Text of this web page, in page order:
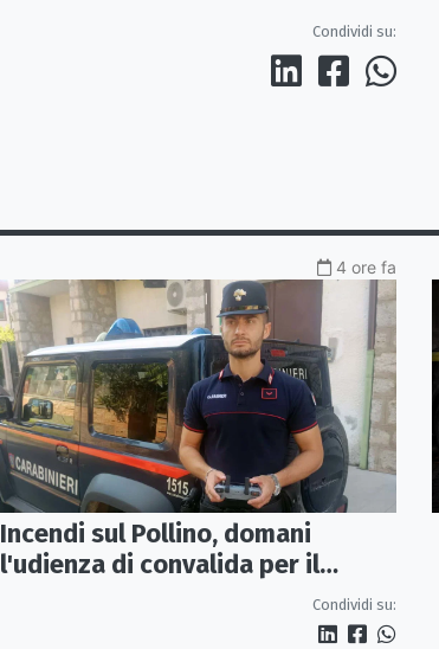
Condividi su:
4 ore fa
Incendi sul Pollino, domani
l'udienza di convalida per il
presunto piromane: il PM ha
chiesto la misura in carcere
Condividi su: